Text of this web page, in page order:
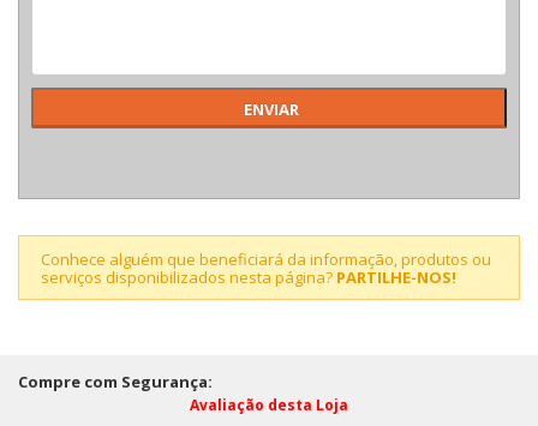
Conhece alguém que beneficiará da informação, produtos ou
serviços disponibilizados nesta página? PARTILHE-NOS!
Compre com Segurança:
Avaliação desta Loja